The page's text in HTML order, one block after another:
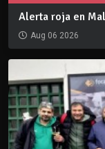
Alerta roja en
Aug 06 2026